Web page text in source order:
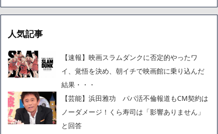
人気記事
【速報】映画スラムダンクに否定的やったワ
イ、覚悟を決め、朝イチで映画館に乗り込んだ
結果・・・
【芸能】浜田雅功 パパ活不倫報道もCM契約は
ノーダメージ！くら寿司は「影響ありません」
と回答